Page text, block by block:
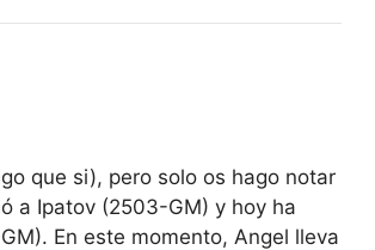
que si), pero solo os hago notar
a Ipatov (2503-GM) y hoy ha
En este momento, Angel lleva